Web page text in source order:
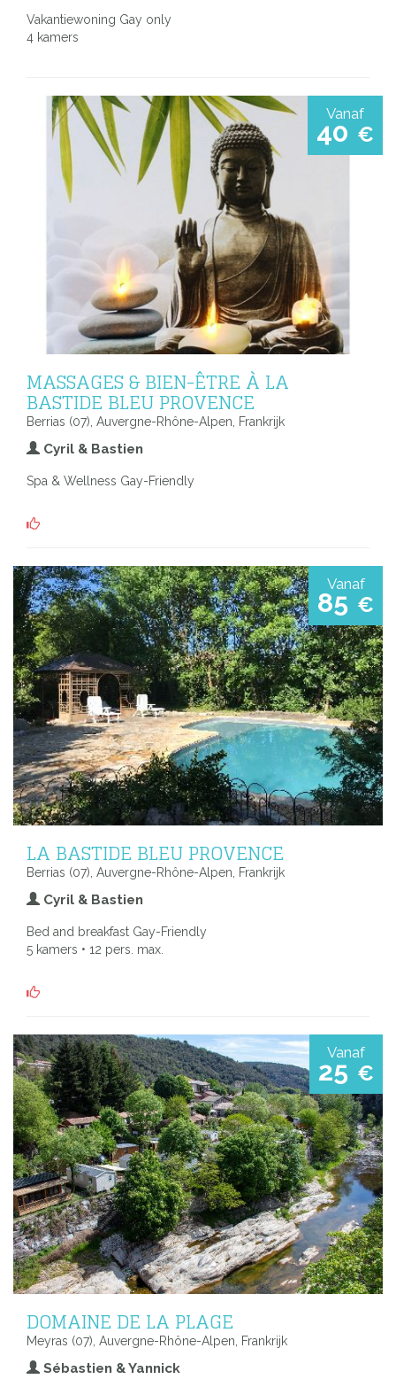
Vakantiewoning Gay only
4 kamers
Vanaf
40 €
MASSAGES & BIEN-ÊTRE À LA
BASTIDE BLEU PROVENCE
Berrias (07), Auvergne-Rhône-Alpen, Frankrijk
Cyril & Bastien
Spa & Wellness Gay-Friendly
Vanaf
85 €
LA BASTIDE BLEU PROVENCE
Berrias (07), Auvergne-Rhône-Alpen, Frankrijk
Cyril & Bastien
Bed and breakfast Gay-Friendly
5 kamers • 12 pers. max.
Vanaf
25 €
DOMAINE DE LA PLAGE
Meyras (07), Auvergne-Rhône-Alpen, Frankrijk
Sébastien & Yannick